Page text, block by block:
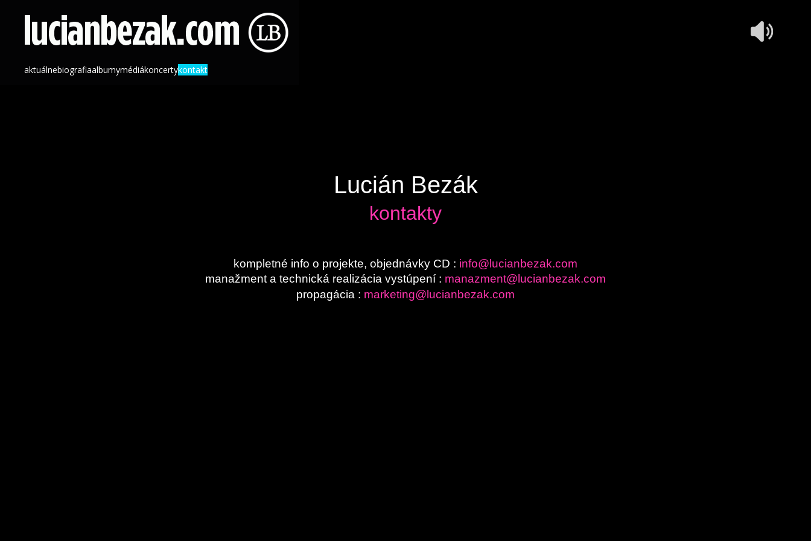
aktuálnebiografiaalbumymédiákoncertykontakt
Lucián Bezák
kontakty
kompletné info o projekte, objednávky CD : info@lucianbezak.com
manažment a technická realizácia vystúpení : manazment@lucianbezak.com
propagácia : marketing@lucianbezak.com